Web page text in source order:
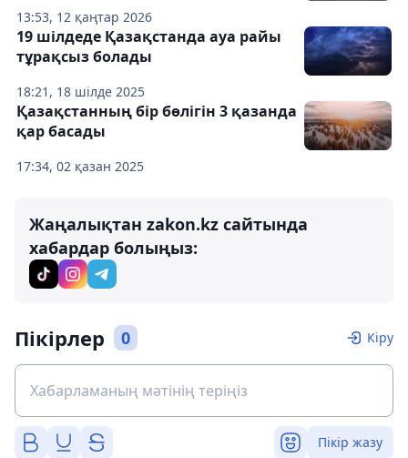
13:53, 12 қаңтар 2026
18:21, 18 шілде 2025
19 шілдеде Қазақстанда ауа райы
тұрақсыз болады
17:34, 02 қазан 2025
Қазақстанның бір бөлігін 3 қазанда
қар басады
Жаңалықтан zakon.kz сайтында
хабардар болыңыз:
Пікірлер 0 Кіру
Пікір жазу